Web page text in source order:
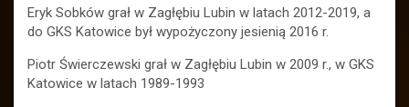
Eryk Sobków grał w Zagłębiu Lubin w latach 2012-2019, a
do GKS Katowice był wypożyczony jesienią 2016 r.
Piotr Świerczewski grał w Zagłębiu Lubin w 2009 r., w GKS
Katowice w latach 1989-1993